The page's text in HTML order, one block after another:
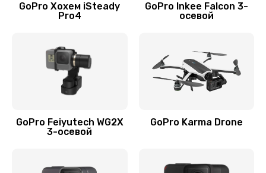
GoPro Хохем iSteady
Pro4
GoPro Inkee Falcon 3-
осевой
GoPro Feiyutech WG2X
3-осевой
GoPro Karma Drone